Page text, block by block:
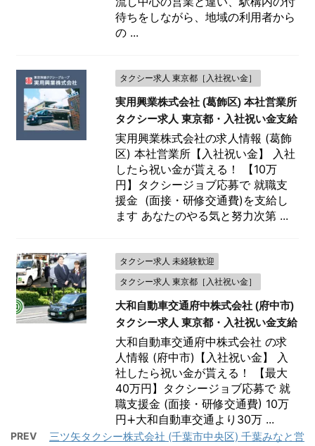
待ちをしながら、地域の利用者から
の ...
タクシー求人 東京都［入社祝い金］
実用興業株式会社 (葛飾区) 本社営業所
タクシー求人 東京都・入社祝い金支給
実用興業株式会社の求人情報 (葛飾
区) 本社営業所【入社祝い金】 入社
したら祝い金が貰える！ 【10万
円】タクシージョブ応募で 就職支
援金 (面接・研修交通費)を支給し
ます あなたのやる気と努力次第 ...
タクシー求人 未経験歓迎
タクシー求人 東京都［入社祝い金］
大和自動車交通府中株式会社 (府中市)
タクシー求人 東京都・入社祝い金支給
大和自動車交通府中株式会社 の求
人情報 (府中市)【入社祝い金】 入
社したら祝い金が貰える！ 【最大
40万円】タクシージョブ応募で 就
職支援金 (面接・研修交通費) 10万
円∔大和自動車交通より30万 ...
PREV
三ツ矢タクシー株式会社 (千葉市中央区) 千葉みなと営